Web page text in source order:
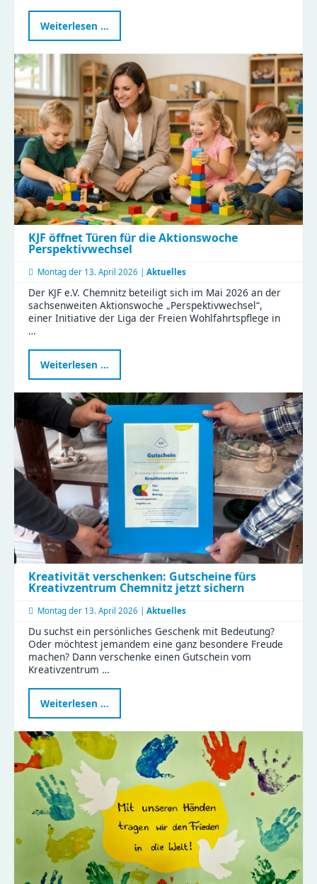
Weiterlesen …
des
Landtags
zu
Besuch
im
Haus
Liddy
KJF öffnet Türen für die Aktionswoche
Perspektivwechsel
Montag der 13. April 2026 | Aktuelles
Der KJF e.V. Chemnitz beteiligt sich im Mai 2026 an der
sachsenweiten Aktionswoche „Perspektivwechsel“,
einer Initiative der Liga der Freien Wohlfahrtspflege in
…
Weiterlesen …
öffnet
Türen
für
die
Aktionswoche
Perspektivwechsel
Kreativität verschenken: Gutscheine fürs
Kreativzentrum Chemnitz jetzt sichern
Montag der 13. April 2026 | Aktuelles
Du suchst ein persönliches Geschenk mit Bedeutung?
Oder möchtest jemandem eine ganz besondere Freude
machen? Dann verschenke einen Gutschein vom
Kreativzentrum …
Weiterlesen …
verschenken:
Gutscheine
fürs
Kreativzentrum
Chemnitz
jetzt
sichern